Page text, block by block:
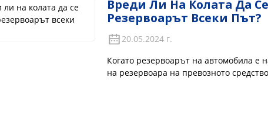
Вреди Ли На Колата Да
Резервоарът Всеки Път?
20.05.2024 г.
Когато резервоарът на автомобила е
на резервоара на превозното
въздействие върху него. Тъй като
бензинът се добавят към пистолета
автомобила има и известно място за